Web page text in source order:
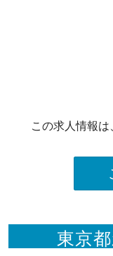
この求人情報は、
東京